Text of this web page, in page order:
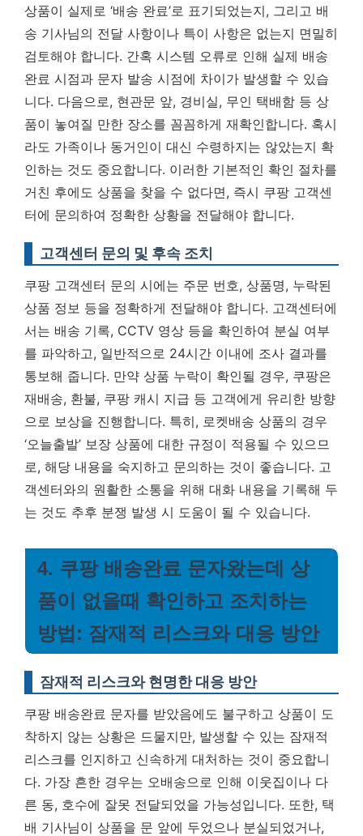
상품이 실제로 ‘배송 완료’로 표기되었는지, 그리고 배
송 기사님의 전달 사항이나 특이 사항은 없는지 면밀히
검토해야 합니다. 간혹 시스템 오류로 인해 실제 배송
완료 시점과 문자 발송 시점에 차이가 발생할 수 있습
니다. 다음으로, 현관문 앞, 경비실, 무인 택배함 등 상
품이 놓여질 만한 장소를 꼼꼼하게 재확인합니다. 혹시
라도 가족이나 동거인이 대신 수령하지는 않았는지 확
인하는 것도 중요합니다. 이러한 기본적인 확인 절차를
거친 후에도 상품을 찾을 수 없다면, 즉시 쿠팡 고객센
터에 문의하여 정확한 상황을 전달해야 합니다.
고객센터 문의 및 후속 조치
쿠팡 고객센터 문의 시에는 주문 번호, 상품명, 누락된
상품 정보 등을 정확하게 전달해야 합니다. 고객센터에
서는 배송 기록, CCTV 영상 등을 확인하여 분실 여부
를 파악하고, 일반적으로 24시간 이내에 조사 결과를
통보해 줍니다. 만약 상품 누락이 확인될 경우, 쿠팡은
재배송, 환불, 쿠팡 캐시 지급 등 고객에게 유리한 방향
으로 보상을 진행합니다. 특히, 로켓배송 상품의 경우
‘오늘출발’ 보장 상품에 대한 규정이 적용될 수 있으므
로, 해당 내용을 숙지하고 문의하는 것이 좋습니다. 고
객센터와의 원활한 소통을 위해 대화 내용을 기록해 두
는 것도 추후 분쟁 발생 시 도움이 될 수 있습니다.
4. 쿠팡 배송완료 문자왔는데 상
품이 없을때 확인하고 조치하는
방법: 잠재적 리스크와 대응 방안
잠재적 리스크와 현명한 대응 방안
쿠팡 배송완료 문자를 받았음에도 불구하고 상품이 도
착하지 않는 상황은 드물지만, 발생할 수 있는 잠재적
리스크를 인지하고 신속하게 대처하는 것이 중요합니
다. 가장 흔한 경우는 오배송으로 인해 이웃집이나 다
른 동, 호수에 잘못 전달되었을 가능성입니다. 또한, 택
배 기사님이 상품을 문 앞에 두었으나 분실되었거나,